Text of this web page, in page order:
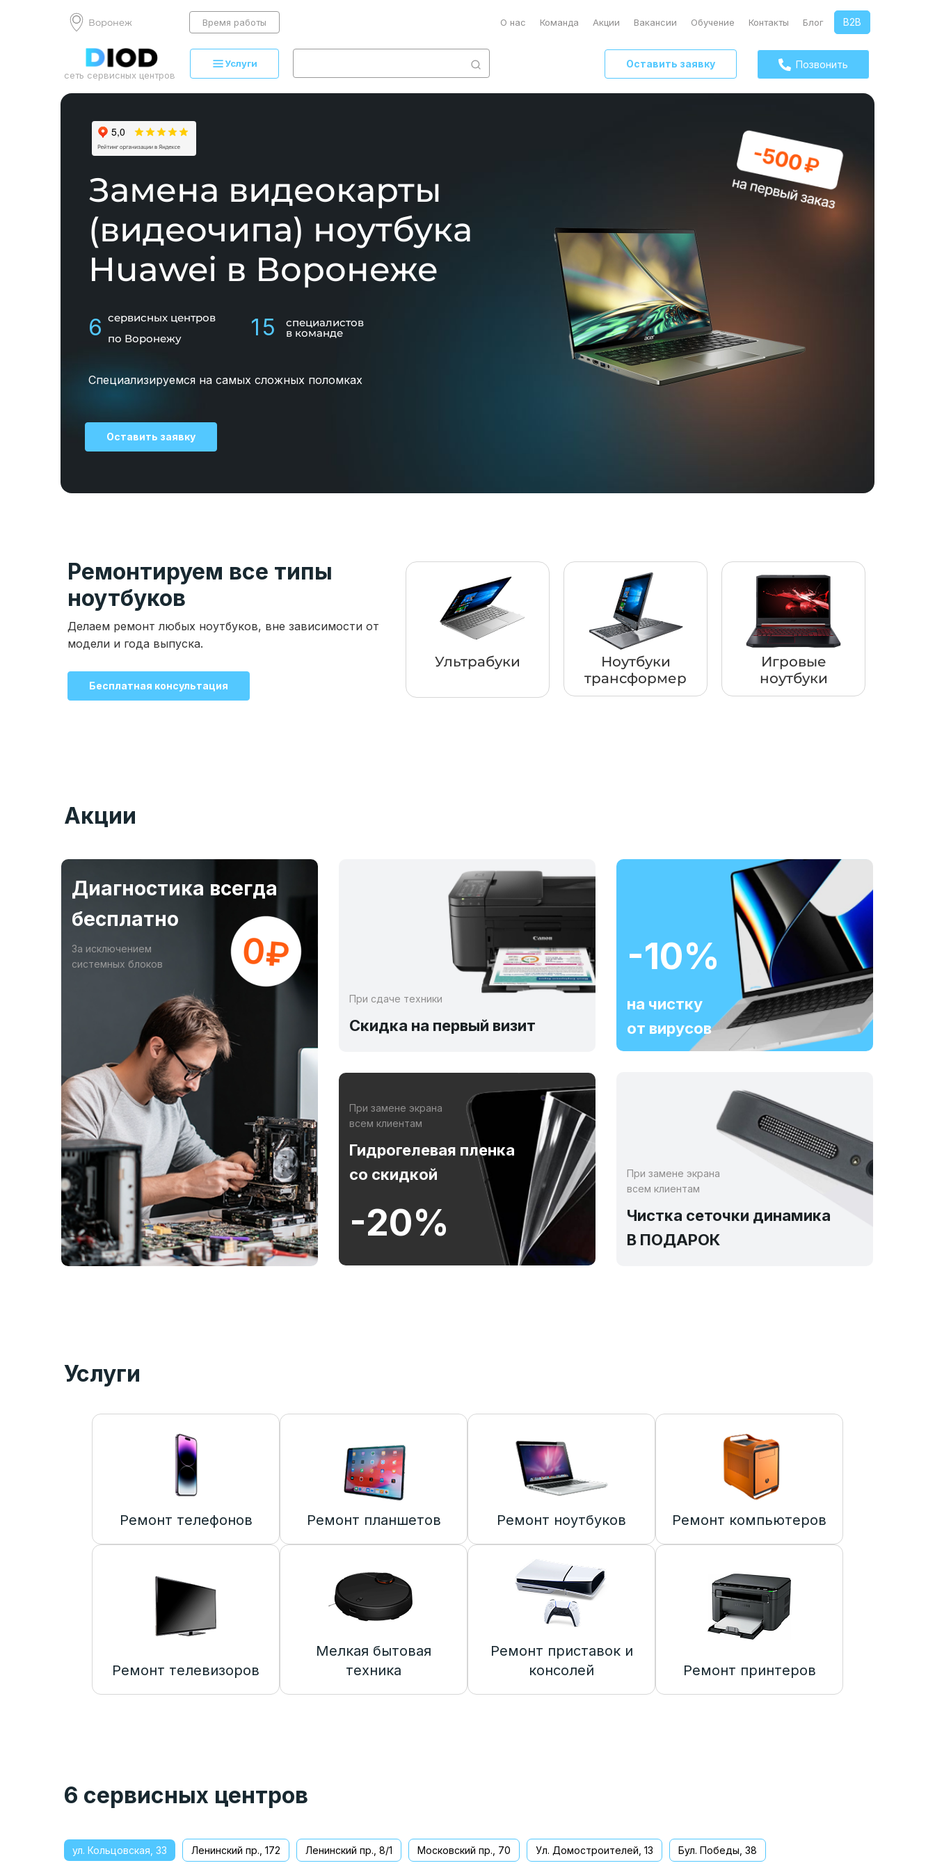
Воронеж Время работы О нас Команда Акции Вакансии Обучение Контакты Блог B2B
сеть сервисных центров
Услуги Оставить заявку Позвонить
Замена видеокарты
(видеочипа) ноутбука
Huawei в Воронеже
6 сервисных центров
по Воронежу
15 специалистов
в команде
Специализируемся на самых сложных поломках
Оставить заявку
Ремонтируем все типы
ноутбуков
Делаем ремонт любых ноутбуков, вне зависимости от
модели и года выпуска.
Бесплатная консультация
Ультрабуки
Ноутбуки
трансформер
Игровые
ноутбуки
Акции
Диагностика всегда
бесплатно
За исключением
системных блоков
При сдаче техники
Скидка на первый визит
При замене экрана
всем клиентам
Гидрогелевая пленка
со скидкой
-20%
-10%
на чистку
от вирусов
При замене экрана
всем клиентам
Чистка сеточки динамика
В ПОДАРОК
Услуги
Ремонт телефонов Ремонт планшетов Ремонт ноутбуков Ремонт компьютеров
Ремонт телевизоров
Мелкая бытовая
техника
Ремонт приставок и
консолей
Ремонт принтеров
6 сервисных центров
ул. Кольцовская, 33 Ленинский пр., 172 Ленинский пр., 8/1 Московский пр., 70 Ул. Домостроителей, 13 Бул. Победы, 38